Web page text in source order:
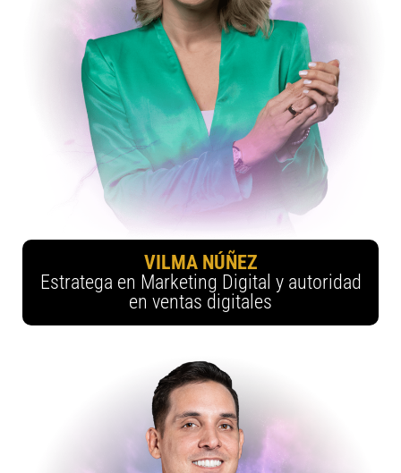
VILMA NÚÑEZ
Estratega en Marketing Digital y autoridad
en ventas digitales